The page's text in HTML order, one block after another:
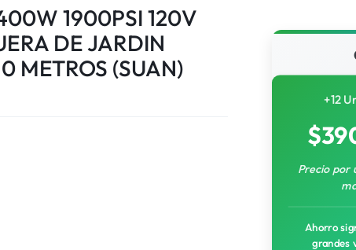
1900PSI 120V
DE JARDIN
METROS (SUAN)
+12
$
Precio por
Ahorro
grandes